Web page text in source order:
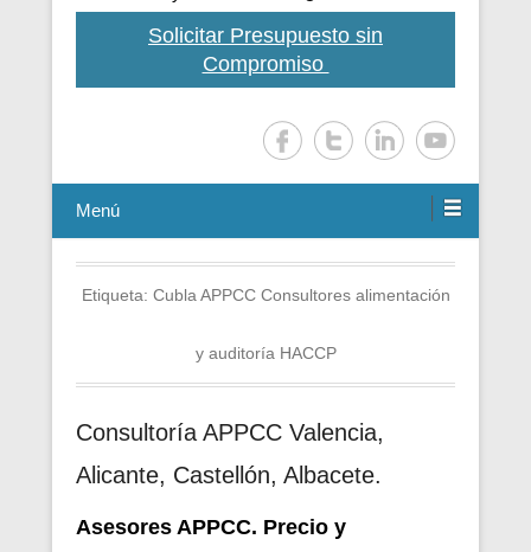
Solicitar Presupuesto sin
Compromiso
Menú
Etiqueta: Cubla APPCC Consultores alimentación
y auditoría HACCP
Consultoría APPCC Valencia,
Alicante, Castellón, Albacete.
Asesores APPCC. Precio y